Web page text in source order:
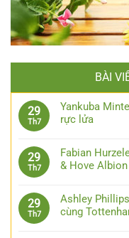
BÀI
29
Th7
Yankuba
rực lửa
29
Th7
Fabian
& Hove Albion
29
Th7
Ashley
cùng